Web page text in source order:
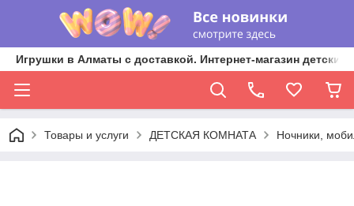
Игрушки в Алматы с доставкой. Интернет-магазин
Товары и услуги ДЕТСКАЯ КОМНАТА Ночники,